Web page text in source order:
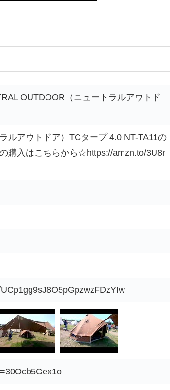
OUTDOOR（ニュートラルアウトド
ルアウトドア）TCタープ 4.0 NT-TA11の
購入はこちらから☆https://amzn.to/3U8r